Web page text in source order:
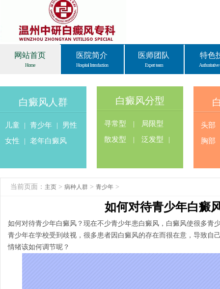
网站首页
Home
医院简介
Hospital Introduction
医师团队
Expert team
特色
Authoritative
白癜风人群
儿童 | 青少年 |
男性
女性
| 老年白癜风
白癜风分型
寻常型 |
局限型
散发型
| 泛发型 |
头部
胸部
当前页面： 主页 > 病种人群 > 青少年 >
如何对待青少年白癜
如何对待青少年白癜风？现在不少青少年患白癜风，白癜风使很多青
青少年在学校受到歧视，很多患者因白癜风的存在而很在意，导致自
情绪该如何调节呢？